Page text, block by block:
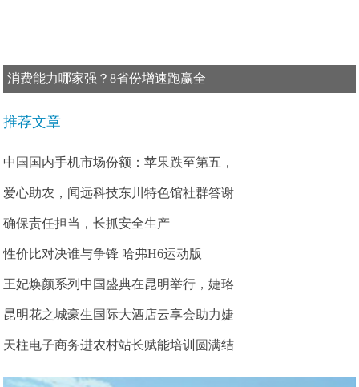
消费能力哪家强？8省份增速跑赢全
推荐文章
中国国内手机市场份额：苹果跌至第五，
爱心助农，闻远科技东川特色馆社群答谢
确保责任担当，长抓安全生产
性价比对决谁与争锋 哈弗H6运动版
王妃焕颜系列中国盛典在昆明举行，婕珞
昆明花之城豪生国际大酒店云享会助力婕
天柱电子商务进农村站长赋能培训圆满结